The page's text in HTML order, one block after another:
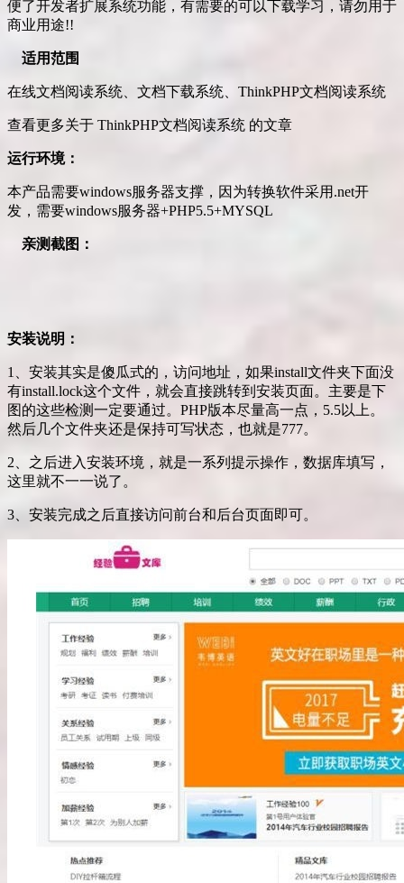
便了开发者扩展系统功能，有需要的可以下载学习，请勿用于
商业用途!!
适用范围
在线文档阅读系统、文档下载系统、ThinkPHP文档阅读系统
查看更多关于 ThinkPHP文档阅读系统 的文章
运行环境：
本产品需要windows服务器支撑，因为转换软件采用.net开
发，需要windows服务器+PHP5.5+MYSQL
亲测截图：
安装说明：
1、安装其实是傻瓜式的，访问地址，如果install文件夹下面没
有install.lock这个文件，就会直接跳转到安装页面。主要是下
图的这些检测一定要通过。PHP版本尽量高一点，5.5以上。
然后几个文件夹还是保持可写状态，也就是777。
2、之后进入安装环境，就是一系列提示操作，数据库填写，
这里就不一一说了。
3、安装完成之后直接访问前台和后台页面即可。